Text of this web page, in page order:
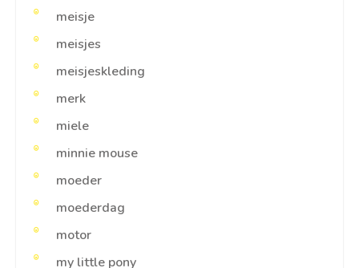
meisje
meisjes
meisjeskleding
merk
miele
minnie mouse
moeder
moederdag
motor
my little pony